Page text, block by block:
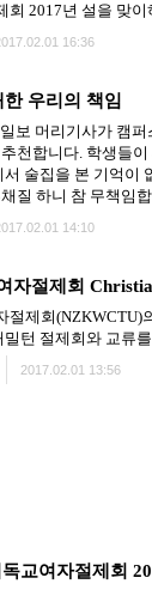
회 2017년 설을 맞
16:36
우리의 책임
보 머리기사가 캠
천합니다. 학생들
술집을 본 기억이
질 하니 참 무책임
14:10
자절제회
제회(NZKWCTU)
밀턴 절제회와 교류
2017.02.01 13:56
교여자절제회